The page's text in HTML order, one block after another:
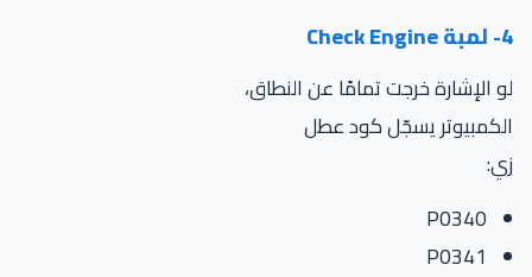
4- لمبة Check Engine
لو الإشارة خرجت تمامًا عن النطاق،
الكمبيوتر يسجّل كود عطل
زي:
P0340
P0341